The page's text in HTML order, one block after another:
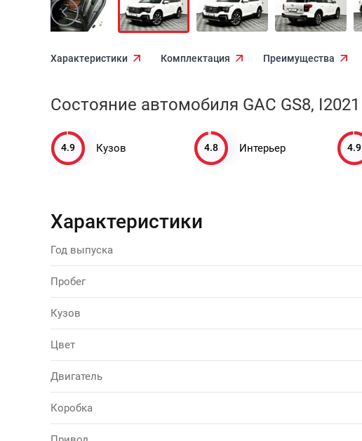
Характеристики Комплектация Преимущества
Состояние автомобиля GAC GS8, I2021
4.9 Кузов 4.8 Интерьер 4.9
Характеристики
Год выпуска
Пробег
Кузов
Цвет
Двигатель
Коробка